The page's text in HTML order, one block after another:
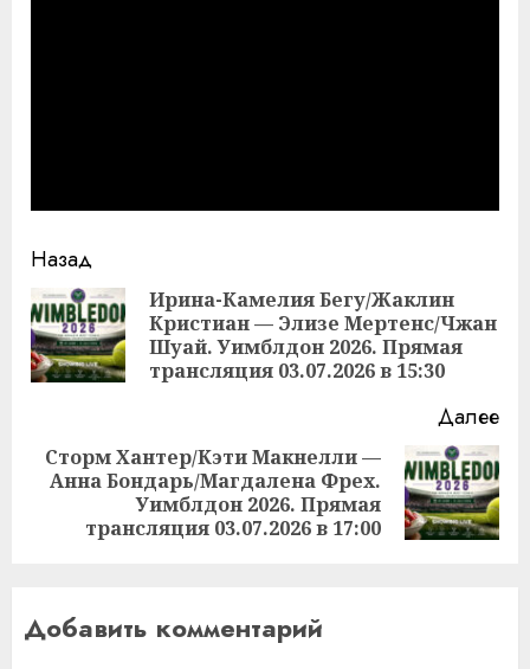
Продолжить
чтение
Назад
Ирина-Камелия Бегу/Жаклин
Кристиан — Элизе Мертенс/Чжан
Шуай. Уимблдон 2026. Прямая
трансляция 03.07.2026 в 15:30
Далее
Следующая
запись:
Сторм Хантер/Кэти Макнелли —
Анна Бондарь/Магдалена Фрех.
Уимблдон 2026. Прямая
трансляция 03.07.2026 в 17:00
Добавить комментарий